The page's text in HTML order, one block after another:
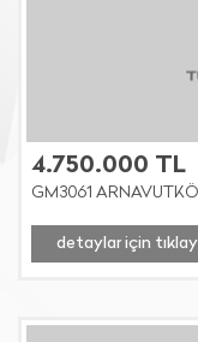
4.750.000 TL
GM3061
detaylar için